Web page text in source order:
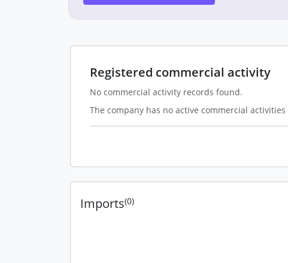
Registered commercial activity
No commercial activity records found.
The company has no active commercial
Imports(0)